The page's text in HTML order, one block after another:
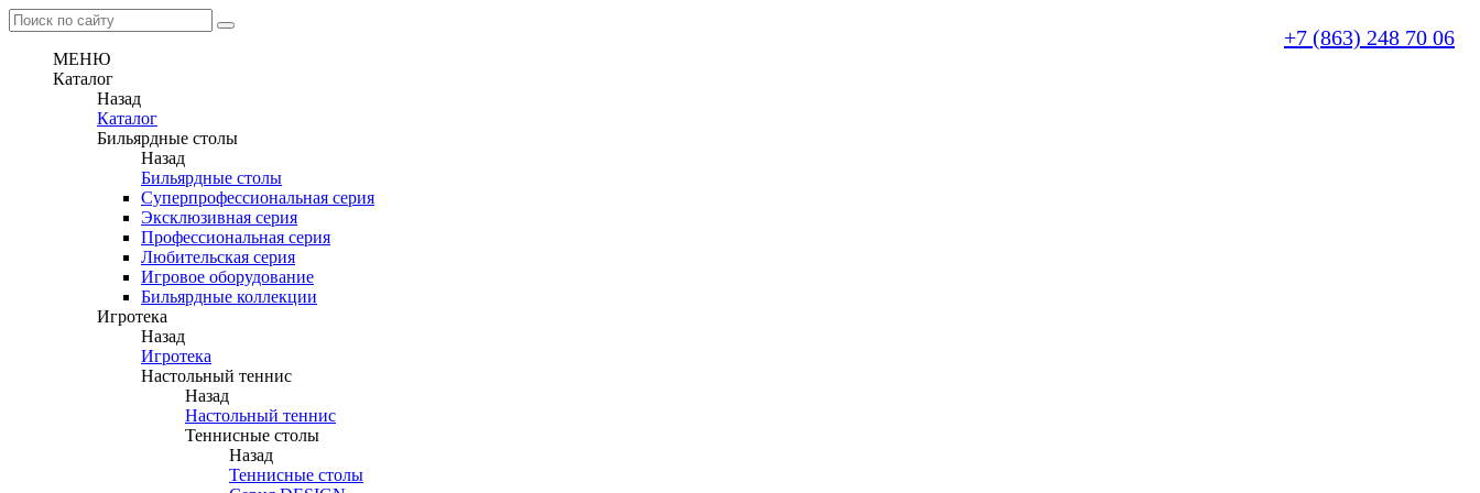
+7 (863) 248 70 06
МЕНЮ
Каталог
Назад
Каталог
Бильярдные столы
Назад
Бильярдные столы
Суперпрофессиональная серия
Эксклюзивная серия
Профессиональная серия
Любительская серия
Игровое оборудование
Бильярдные коллекции
Игротека
Назад
Игротека
Настольный теннис
Назад
Настольный теннис
Теннисные столы
Назад
Теннисные столы